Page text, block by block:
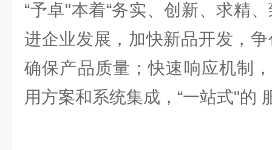
“予卓"本着“务实、创新、求精
进企业发展，加快新品开发，
确保产品质量；快速响应机制
用方案和系统集成，“一站式"的